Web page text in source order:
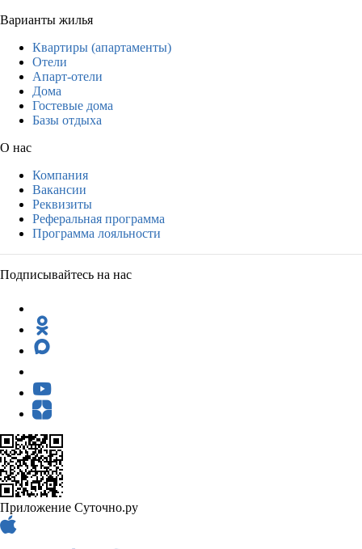
Варианты жилья
Квартиры (апартаменты)
Отели
Апарт-отели
Дома
Гостевые дома
Базы отдыха
О нас
Компания
Вакансии
Реквизиты
Реферальная программа
Программа лояльности
Подписывайтесь на нас
Приложение Суточно.ру